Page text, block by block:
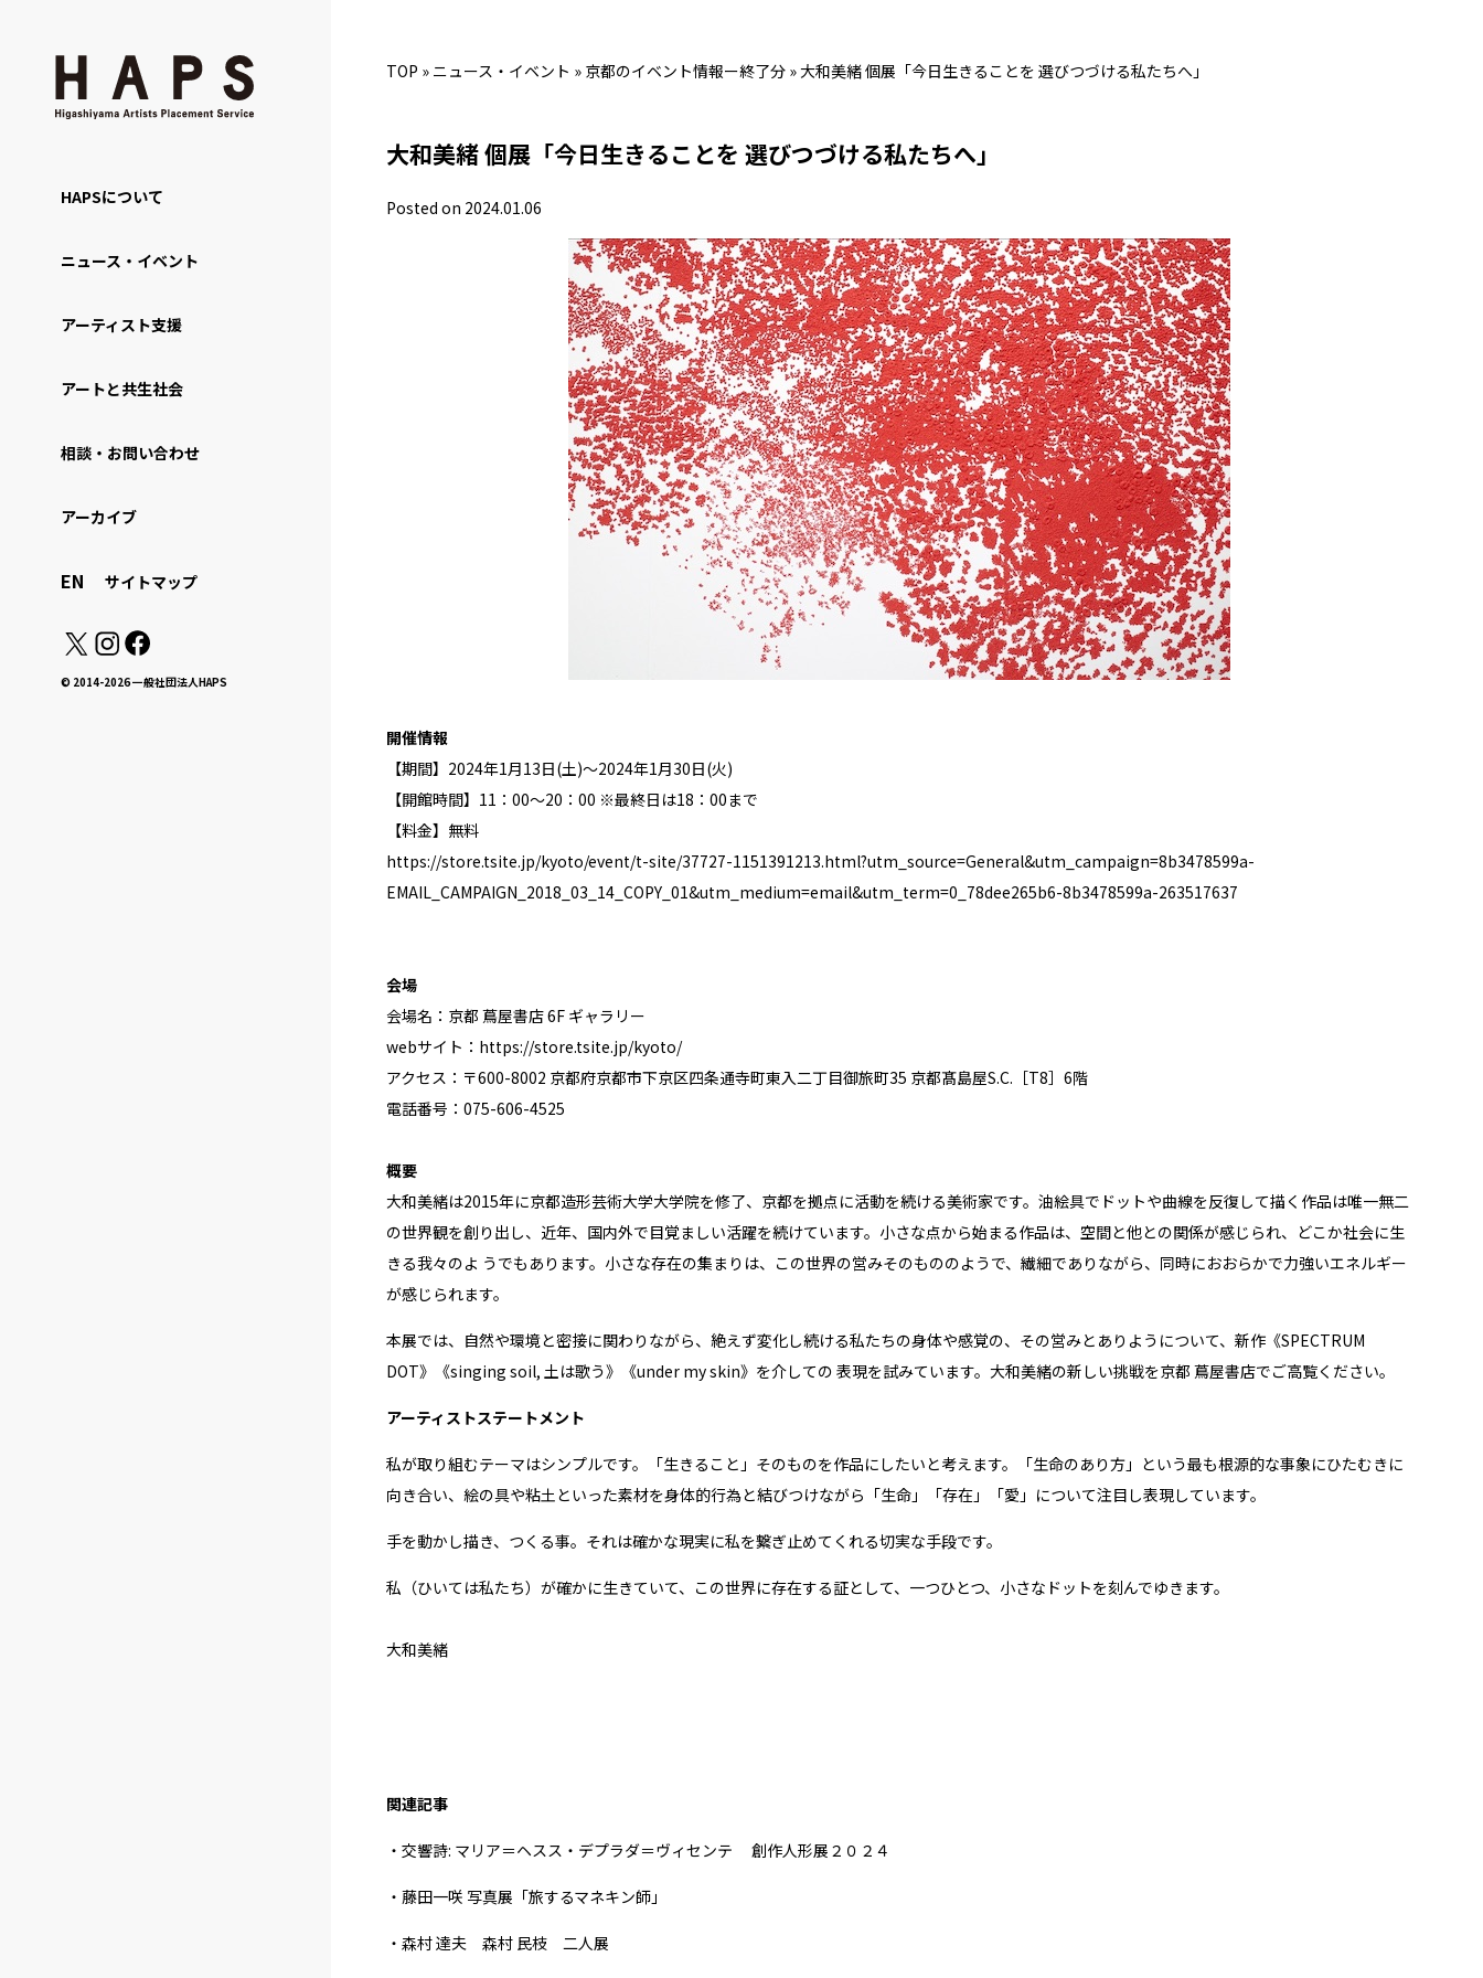
HAPSについて
ニュース・イベント
アーティスト支援
アートと共生社会
相談・お問い合わせ
アーカイブ
EN サイトマップ
© 2014-2026 一般社団法人HAPS
TOP » ニュース・イベント » 京都のイベント情報ー終了分 »大和美緒 個展「今日生きることを 選びつづける私たちへ」
大和美緒 個展「今日生きることを 選びつづける私たちへ」
Posted on 2024.01.06
開催情報
【期間】2024年1月13日(土)〜2024年1月30日(火)
【開館時間】11：00〜20：00 ※最終⽇は18：00まで
【料金】無料
https://store.tsite.jp/kyoto/event/t-site/37727-1151391213.html?utm_source=General&utm_campaign=8b3478599a-
EMAIL_CAMPAIGN_2018_03_14_COPY_01&utm_medium=email&utm_term=0_78dee265b6-8b3478599a-263517637
会場
会場名：京都 蔦屋書店 6F ギャラリー
webサイト： https://store.tsite.jp/kyoto/
アクセス：〒600-8002 京都府京都市下京区四条通寺町東⼊⼆丁⽬御旅町35 京都髙島屋S.C.［T8］6階
電話番号：075-606-4525
概要
大和美緒は2015年に京都造形芸術⼤学⼤学院を修了、京都を拠点に活動を続ける美術家です。油絵具でドットや曲線を反復して描く作品は唯⼀無⼆
の世界観を創り出し、近年、国内外で⽬覚ましい活躍を続けています。⼩さな点から始まる作品は、空間と他との関係が感じられ、どこか社会に⽣
きる我々のよ うでもあります。⼩さな存在の集まりは、この世界の営みそのもののようで、繊細でありながら、同時におおらかで⼒強いエネルギー
が感じられます。
本展では、⾃然や環境と密接に関わりながら、絶えず変化し続ける私たちの身体や感覚の、その営みとありようについて、新作《SPECTRUM
DOT》《singing soil, 土は歌う》《under my skin》を介しての 表現を試みています。⼤和美緒の新しい挑戦を京都 蔦屋書店でご高覧ください。
アーティストステートメント
私が取り組むテーマはシンプルです。「⽣きること」そのものを作品にしたいと考えます。「⽣命のあり⽅」という最も根源的な事象にひたむきに
向き合い、絵の具や粘⼟といった素材を⾝体的⾏為と結びつけながら「⽣命」「存在」「愛」について注⽬し表現しています。
⼿を動かし描き、つくる事。それは確かな現実に私を繋ぎ⽌めてくれる切実な⼿段です。
私（ひいては私たち）が確かに⽣きていて、この世界に存在する証として、⼀つひとつ、⼩さなドットを刻んでゆきます。
⼤和美緒
関連記事
・交響詩: マリア＝ヘスス・デプラダ＝ヴィセンテ 創作人形展２０２４
・藤田一咲 写真展「旅するマネキン師」
・森村 達夫 森村 民枝 二人展